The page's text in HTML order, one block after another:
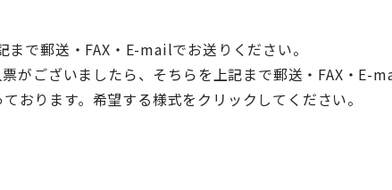
で郵送・FAX・E-mailでお送りください。
がございましたら、そちらを上記まで郵送・FAX・E-
おります。希望する様式をクリックしてください。